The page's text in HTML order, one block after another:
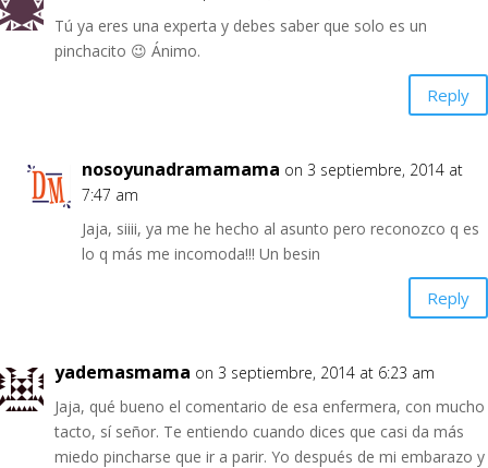
Tú ya eres una experta y debes saber que solo es un
pinchacito 😉 Ánimo.
Reply
nosoyunadramamama on 3 septiembre, 2014 at
7:47 am
Jaja, siiii, ya me he hecho al asunto pero reconozco q es
lo q más me incomoda!!! Un besin
Reply
yademasmama on 3 septiembre, 2014 at 6:23 am
Jaja, qué bueno el comentario de esa enfermera, con mucho
tacto, sí señor. Te entiendo cuando dices que casi da más
miedo pincharse que ir a parir. Yo después de mi embarazo y